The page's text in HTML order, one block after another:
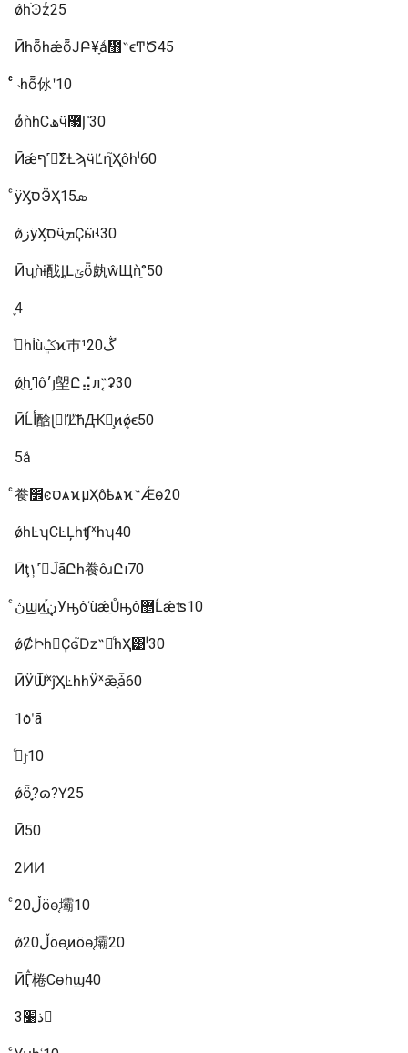
ǿһֹϿȥͬ25
ӢһȭһǽȭͿԲ¥ָǻ᲻˶ϵͲԾ45
ͨͨ˴һȭ㲻ʹ10
ǿͬǹһСھӵ޷ļ˺30
Ӣǽף˹ࣻΣȽϡӵĽղ֮Ҳֻôһˡ60
ͨÿӼסӬҲܣ15
ǿزÿӼסӵܡֻҪӹʵ30
Ӣʮ֧ǹɨ䣬ȴԼݵȫ㿪ŵЩǹֵ°50
4֪
߽ͨһİùݣܸϰ巿¹ڴ20
ǿֻһ֣ߣô׳յ塱Ը⣬л˵̨ʡ30
ӢĹأ䣻ɭľĽ̸ܿħԪ赸̧ͷܷǿϵ50
5ǻ
ͨ飬׾ͼסѧϰµҲôѣѧϰ˵Ǽɵ20
ǿһĿʮСĿĻһʧˣһʮ40
Ӣţ١˹̹𼶱ĴãԸһ飬ôɹԸı70
ͨڽϣͷָܱ֡ڹ͢УԣôʿùǽֵŮԣô޵Ĺǽʦ10
ǿȻԻһ𣬵Ҫɢ֮ǲ˵㡣ͨһҲ͹ˡ30
ӢӰѾֹͬˣĵҲĿһһӰˣǣָǡ60
1ѻʹã
ͨྫȷּ10
ǿȫ֪֣?ɷ?Ү25
Ӣ50
2ͶͶ
ͨ20ڵöɵ֤壩10
ǿ20ڵöɵ֤ͷöɵ֤壩20
ӢӶⷽ棬Сɵһϣ40
3ذ׸񶷣